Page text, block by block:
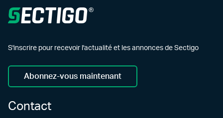
S'inscrire pour recevoir l'actualité et les annonces de Sectigo
Abonnez-vous maintenant
Contact